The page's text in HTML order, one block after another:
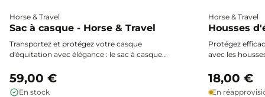
Horse & Travel
Sac à casque - Horse & Travel
Transportez et protégez votre casque
d'équitation avec élégance : le sac à casque
contre les chocs et les rayures grâce à sa
conception étanche et résistante.
59,00 €
En stock
Horse & Travel
Housses
Protégez
avec les
pour éviter
les modèles
18,00 €
En